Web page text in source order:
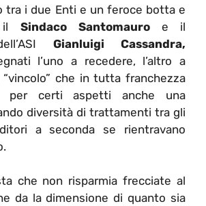
tra i due Enti e un feroce botta e
il Sindaco Santomauroe il
Gianluigi Cassandra,
l’uno a recedere, l’altro a
che in tutta franchezza
per certi aspetti anche una
diversità di trattamenti tra gli
a seconda se rientravano
che non risparmia frecciate al
da la dimensione di quanto sia